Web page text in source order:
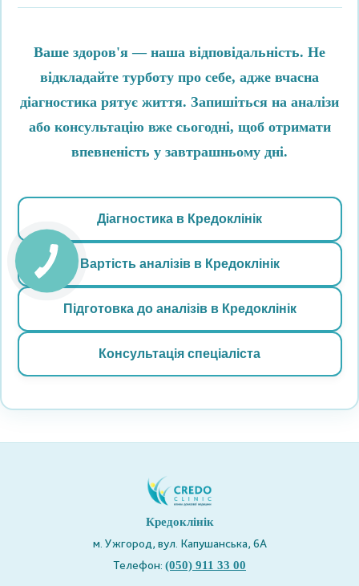
Ваше здоров'я — наша відповідальність. Не
відкладайте турботу про себе, адже вчасна
діагностика рятує життя. Запишіться на аналізи
або консультацію вже сьогодні, щоб отримати
впевненість у завтрашньому дні.
Діагностика в Кредоклінік
Вартість аналізів в Кредоклінік
Підготовка до аналізів в Кредоклінік
Консультація спеціаліста
Кредоклінік
м. Ужгород, вул. Капушанська, 6А
Телефон: (050) 911 33 00